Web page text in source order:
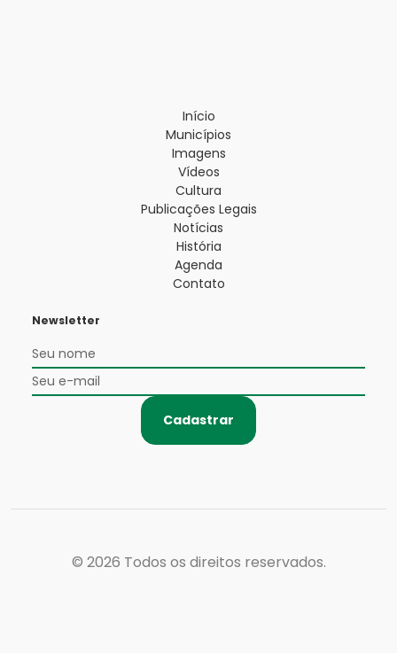
Início
Municípios
Imagens
Vídeos
Cultura
Publicações Legais
Notícias
História
Agenda
Contato
Newsletter
Cadastrar
© 2026 Todos os direitos reservados.